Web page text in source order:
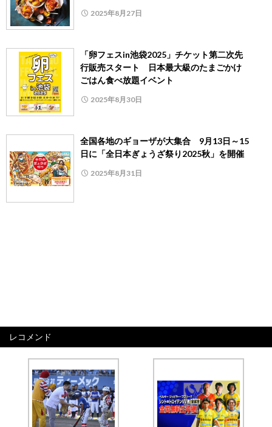
2025年8月27日
「卵フェスin池袋2025」チケット第二次先
行販売スタート 日本最大級のたまごかけ
ごはん食べ放題イベント
2025年8月30日
全国各地のギョーザが大集合 9月13日～15
日に「全日本ぎょうざ祭り2025秋」を開催
2025年8月31日
レコメンド